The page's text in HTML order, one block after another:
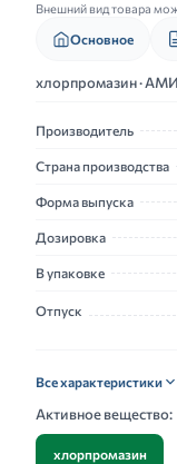
Внешний вид товара
Основное
хлорпромазин ·
Производитель
Страна производства
Форма выпуска
Дозировка
В упаковке
Отпуск
Все характеристики
Активное вещество:
хлорпромазин